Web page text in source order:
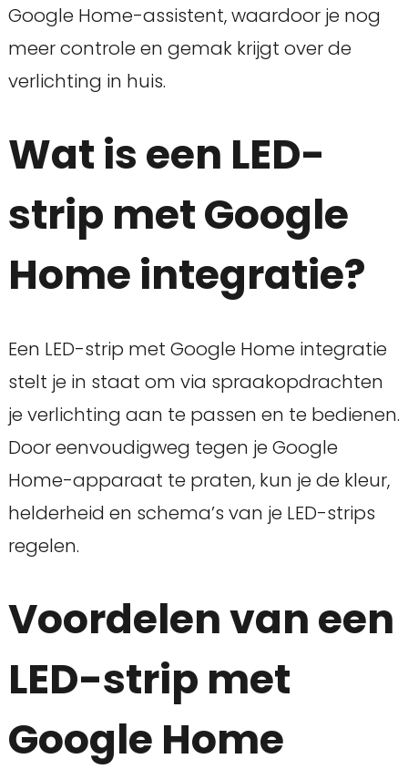
Google Home-assistent, waardoor je nog
meer controle en gemak krijgt over de
verlichting in huis.
Wat is een LED-
strip met Google
Home integratie?
Een LED-strip met Google Home integratie
stelt je in staat om via spraakopdrachten
je verlichting aan te passen en te bedienen.
Door eenvoudigweg tegen je Google
Home-apparaat te praten, kun je de kleur,
helderheid en schema’s van je LED-strips
regelen.
Voordelen van een
LED-strip met
Google Home